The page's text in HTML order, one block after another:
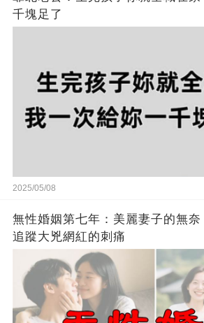
千塊足了
2025/05/08
無性婚姻第七年：美麗妻子的無
追蹤大兇網紅的刺痛